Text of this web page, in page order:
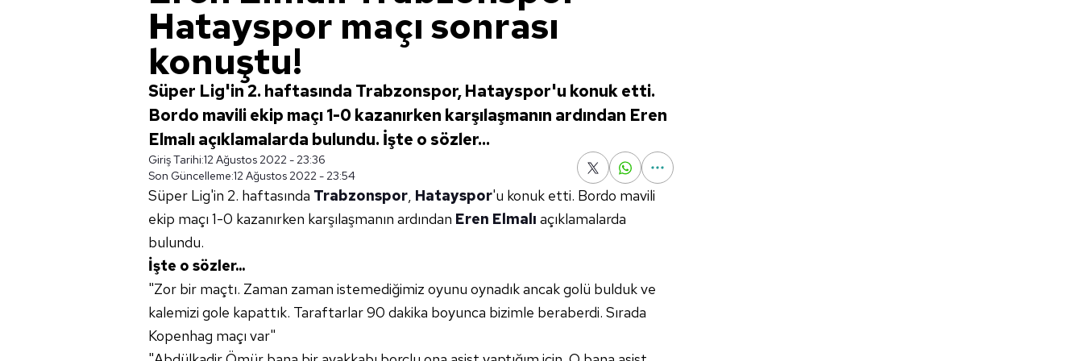
Hatayspor maçı sonrası
konuştu!
Süper Lig'in 2. haftasında Trabzonspor, Hatayspor'u konuk etti.
Bordo mavili ekip maçı 1-0 kazanırken karşılaşmanın ardından Eren
Elmalı açıklamalarda bulundu. İşte o sözler...
Giriş Tarihi:12 Ağustos 2022 - 23:36
Son Güncelleme:12 Ağustos 2022 - 23:54
Süper Lig'in 2. haftasında Trabzonspor, Hatayspor'u konuk etti. Bordo mavili
ekip maçı 1-0 kazanırken karşılaşmanın ardından Eren Elmalı açıklamalarda
bulundu.
İşte o sözler...
"Zor bir maçtı. Zaman zaman istemediğimiz oyunu oynadık ancak golü bulduk ve
kalemizi gole kapattık. Taraftarlar 90 dakika boyunca bizimle beraberdi. Sırada
Kopenhag maçı var"